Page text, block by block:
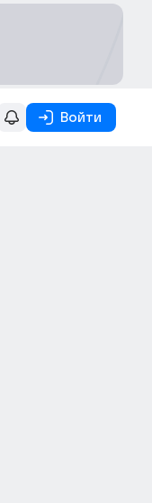
Войти